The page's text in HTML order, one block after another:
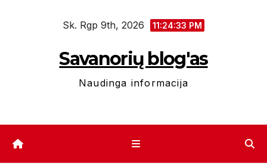
Sk. Rgp 9th, 2026 11:24:34 PM
Savanorių blog'as
Naudinga informacija